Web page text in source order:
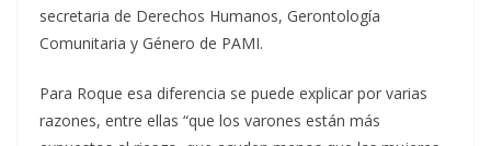
secretaria de Derechos Humanos, Gerontología
Comunitaria y Género de PAMI.
Para Roque esa diferencia se puede explicar por varias
razones, entre ellas “que los varones están más